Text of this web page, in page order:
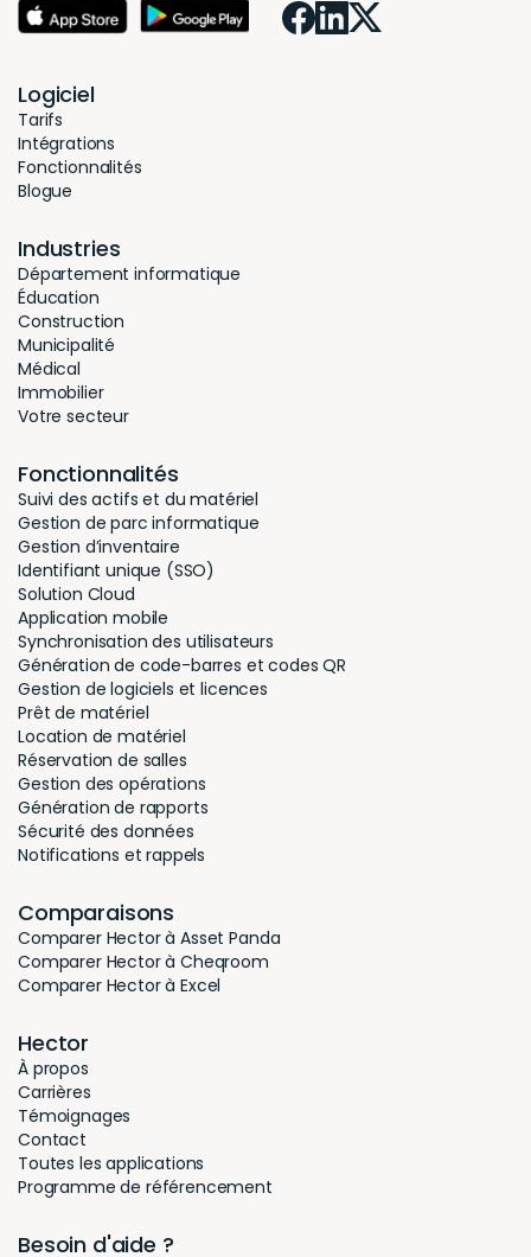
Logiciel
Tarifs
Intégrations
Fonctionnalités
Blogue
Industries
Département informatique
Éducation
Construction
Municipalité
Médical
Immobilier
Votre secteur
Fonctionnalités
Suivi des actifs et du matériel
Gestion de parc informatique
Gestion d’inventaire
Identifiant unique (SSO)
Solution Cloud
Application mobile
Synchronisation des utilisateurs
Génération de code-barres et codes QR
Gestion de logiciels et licences
Prêt de matériel
Location de matériel
Réservation de salles
Gestion des opérations
Génération de rapports
Sécurité des données
Notifications et rappels
Comparaisons
Comparer Hector à Asset Panda
Comparer Hector à Cheqroom
Comparer Hector à Excel
Hector
À propos
Carrières
Témoignages
Contact
Toutes les applications
Programme de référencement
Besoin d'aide ?